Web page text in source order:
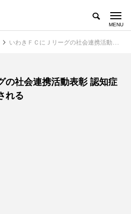
いわきＦＣにＪリーグの社会連携活動表彰 認知症啓発の取り組み評価される
の社会連携活動表彰 認知症
れる